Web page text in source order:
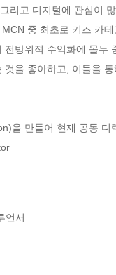
리고 디지털에 관심이
중 최초로 키즈 카
방위적 수익화에 몰
을 좋아하고, 이들을
을 만들어 현재 공동 디
언서